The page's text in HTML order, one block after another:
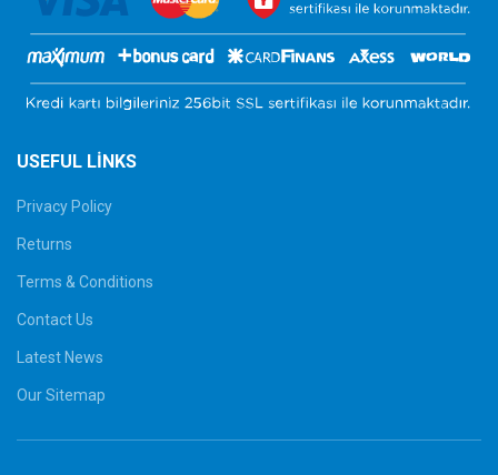
USEFUL LINKS
Privacy Policy
Returns
Terms & Conditions
Contact Us
Latest News
Our Sitemap